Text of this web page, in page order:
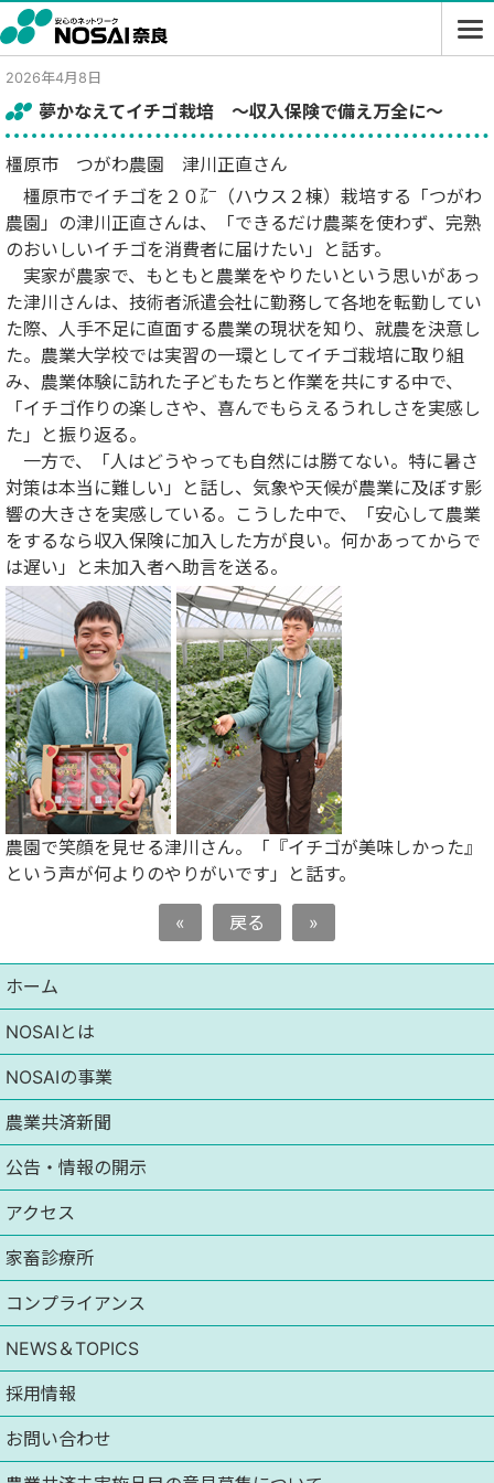
2026年4月8日
夢かなえてイチゴ栽培 ～収入保険で備え万全に～
橿原市 つがわ農園 津川正直さん
橿原市でイチゴを２０㌃（ハウス２棟）栽培する「つがわ
農園」の津川正直さんは、「できるだけ農薬を使わず、完熟
のおいしいイチゴを消費者に届けたい」と話す。
実家が農家で、もともと農業をやりたいという思いがあっ
た津川さんは、技術者派遣会社に勤務して各地を転勤してい
た際、人手不足に直面する農業の現状を知り、就農を決意し
た。農業大学校では実習の一環としてイチゴ栽培に取り組
み、農業体験に訪れた子どもたちと作業を共にする中で、
「イチゴ作りの楽しさや、喜んでもらえるうれしさを実感し
た」と振り返る。
一方で、「人はどうやっても自然には勝てない。特に暑さ
対策は本当に難しい」と話し、気象や天候が農業に及ぼす影
響の大きさを実感している。こうした中で、「安心して農業
をするなら収入保険に加入した方が良い。何かあってからで
は遅い」と未加入者へ助言を送る。
農園で笑顔を見せる津川さん。「『イチゴが美味しかった』
という声が何よりのやりがいです」と話す。
« 戻る »
ホーム
NOSAIとは
NOSAIの事業
農業共済新聞
公告・情報の開示
アクセス
家畜診療所
コンプライアンス
NEWS＆TOPICS
採用情報
お問い合わせ